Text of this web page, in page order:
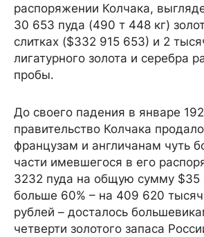
распоряжении Колчака,
30 653 пуда (490 т 448 кг)
слитках ($332 915 653) и 2
лигатурного золота и серебра
пробы.
До своего падения в январе
правительство Колчака
французам и англичанам чуть
части имевшегося в его
3232 пуда на общую сумму $35
больше 60% – на 409 620
рублей – досталось
четверти золотого запаса